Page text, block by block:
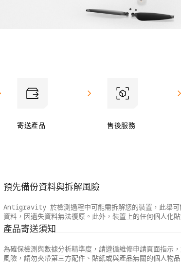
寄送產品 售後服務
預先備份資料與拆解風險
Antigravity 於檢測過程中可能需拆解您的裝置，此舉可
資料，因遺失資料無法復原。此外，裝置上的任何個人化
產品寄送須知
為確保檢測與數據分析精準度，請遵循維修申請頁面指
風險，請勿夾帶第三方配件、貼紙或與產品無關的個人物品